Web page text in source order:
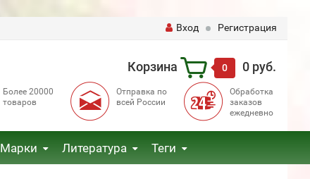
Вход Регистрация
Корзина 0 0 руб.
Более 20000
товаров
Отправка по
всей России
Обработка
заказов
ежедневно
Марки Литература Теги